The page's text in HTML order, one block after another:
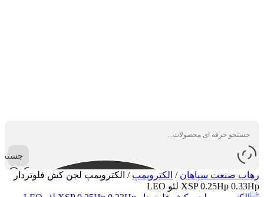
رهاب صنعت سپاهان / الکتروپمپ / الکتروپمپ لجن کش فلوتردار
XSP 0.25Hp 0.33Hp لئو LEO